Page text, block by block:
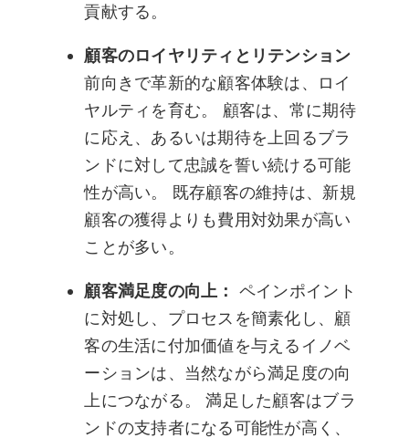
貢献する。
顧客のロイヤリティとリテンション
前向きで革新的な顧客体験は、ロイ
ヤルティを育む。 顧客は、常に期待
に応え、あるいは期待を上回るブラ
ンドに対して忠誠を誓い続ける可能
性が高い。 既存顧客の維持は、新規
顧客の獲得よりも費用対効果が高い
ことが多い。
顧客満足度の向上：
ペインポイント
に対処し、プロセスを簡素化し、顧
客の生活に付加価値を与えるイノベ
ーションは、当然ながら満足度の向
上につながる。 満足した顧客はブラ
ンドの支持者になる可能性が高く、